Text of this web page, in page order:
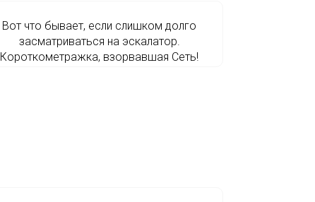
Вот что бывает, если слишком долго
засматриваться на эскалатор.
Короткометражка, взорвавшая Сеть!